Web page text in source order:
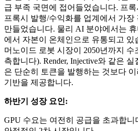
급 부족 국면에 접어들었습니다. 프
프록시 발행/수익화를 업계에서 가장
만들었습니다. 물리 AI 분야에서는
에서 자본이 온체인으로 유통되고 있
머노이드 로봇 시장이 2050년까지 수
측합니다). Render, Injective와 같은
은 단순히 토큰을 발행하는 것보다
기반을 제공합니다.
하반기 성장 요인:
GPU 수요는 여전히 공급을 초과합